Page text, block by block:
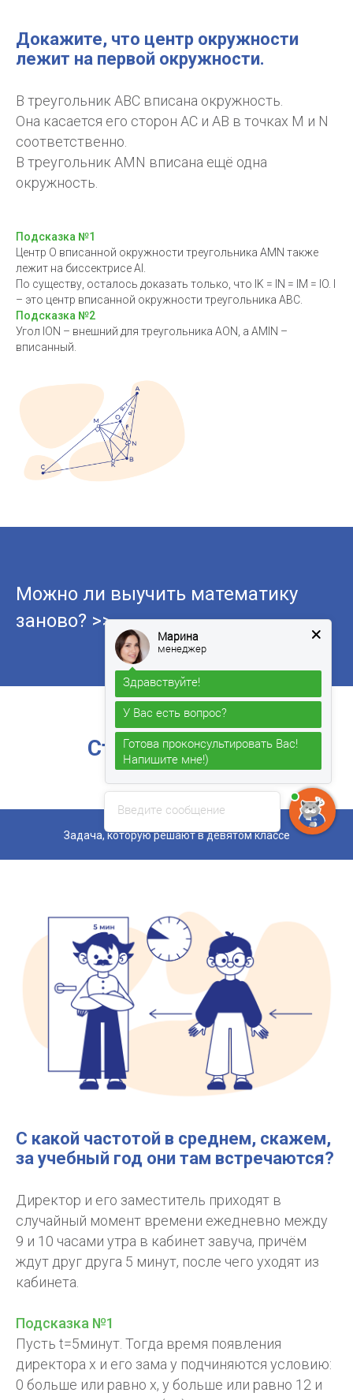
Докажите, что центр окружности
лежит на первой окружности.
В треугольник АВС вписана окружность.
Она касается его сторон АС и АВ в точках М и N
соответственно.
В треугольник АМN вписана ещё одна
окружность.
Подсказка №1
Центр О вписанной окружности треугольника AMN также
лежит на биссектрисе АI.
По существу, осталось доказать только, что IK = IN = IM = IO. I
– это центр вписанной окружности треугольника АВС.
Подсказка №2
Угол ION – внешний для треугольника AОN, а AMIN –
вписанный.
Можно ли выучить математику
заново? >>
Старшие классы
Задача, которую решают в девятом классе
С какой частотой в среднем, скажем,
за учебный год они там встречаются?
Директор и его заместитель приходят в
случайный момент времени ежедневно между
9 и 10 часами утра в кабинет завуча, причём
ждут друг друга 5 минут, после чего уходят из
кабинета.
Подсказка №1
Пусть t=5минут. Тогда время появления
директора х и его зама y подчиняются условию:
0 больше или равно x, y больше или равно 12 и
Введите сообщение
Марина
менеджер
Здравствуйте!
Готова проконсультировать Вас!
Напишите мне!)